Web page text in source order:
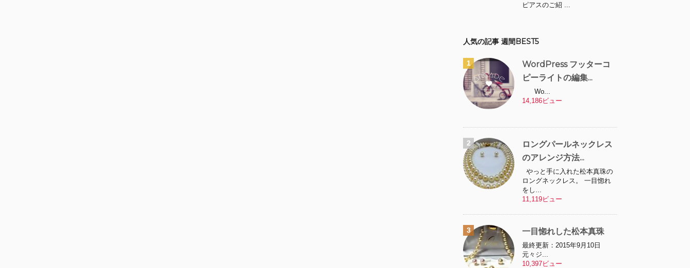
ピアスのご紹 ...
人気の記事 週間BEST5
WordPress フッターコ
ピーライトの編集...
Wo...
14,186ビュー
ロングパールネックレス
のアレンジ方法...
やっと手に入れた松本真珠の
ロングネックレス。 一目惚れ
をし...
11,119ビュー
一目惚れした松本真珠
最終更新：2015年9月10日
元々ジ...
10,397ビュー